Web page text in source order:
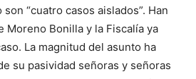
“cuatro casos aislados”. Han
Moreno Bonilla y la Fiscalía ya
La magnitud del asunto ha
su pasividad señoras y señoras